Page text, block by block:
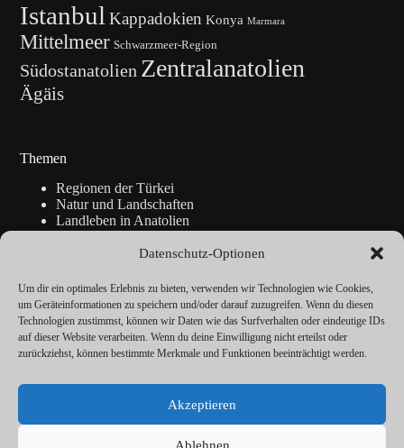
Datenschutz-Optionen
Um dir ein optimales Erlebnis zu bieten, verwenden wir Technologien wie Cookies,
um Geräteinformationen zu speichern und/oder darauf zuzugreifen. Wenn du diesen
Technologien zustimmst, können wir Daten wie das Surfverhalten oder eindeutige IDs
auf dieser Website verarbeiten. Wenn du deine Einwilligung nicht erteilst oder
zurückziehst, können bestimmte Merkmale und Funktionen beeinträchtigt werden.
Akzeptieren
Ablehnen
Istanbul Kappadokien Konya Marmara
Mittelmeer Schwarzmeer-Region
Südostanatolien Zentralanatolien
Ägäis
Themen
Regionen der Türkei
Natur und Landschaften
Landleben in Anatolien
Blickpunkte
Reise-Info
Vorträge